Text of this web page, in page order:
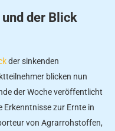
der Blick
der sinkenden
blicken nun
der Woche veröffentlicht
Erkenntnisse zur Ernte in
von Agrarrohstoffen,